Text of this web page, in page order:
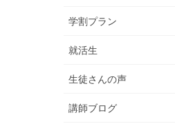
学割プラン
就活生
生徒さんの声
講師ブログ